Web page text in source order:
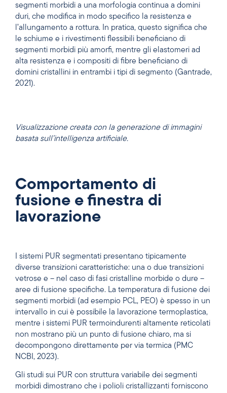
segmenti morbidi a una morfologia continua a domini
duri, che modifica in modo specifico la resistenza e
l’allungamento a rottura. In pratica, questo significa che
le schiume e i rivestimenti flessibili beneficiano di
segmenti morbidi più amorfi, mentre gli elastomeri ad
alta resistenza e i compositi di fibre beneficiano di
domini cristallini in entrambi i tipi di segmento (Gantrade,
2021).
Visualizzazione creata con la generazione di immagini
basata sull’intelligenza artificiale.
Comportamento di
fusione e finestra di
lavorazione
I sistemi PUR segmentati presentano tipicamente
diverse transizioni caratteristiche: una o due transizioni
vetrose e – nel caso di fasi cristalline morbide o dure –
aree di fusione specifiche. La temperatura di fusione dei
segmenti morbidi (ad esempio PCL, PEO) è spesso in un
intervallo in cui è possibile la lavorazione termoplastica,
mentre i sistemi PUR termoindurenti altamente reticolati
non mostrano più un punto di fusione chiaro, ma si
decompongono direttamente per via termica (PMC
NCBI, 2023).
Gli studi sui PUR con struttura variabile dei segmenti
morbidi dimostrano che i polioli cristallizzanti forniscono